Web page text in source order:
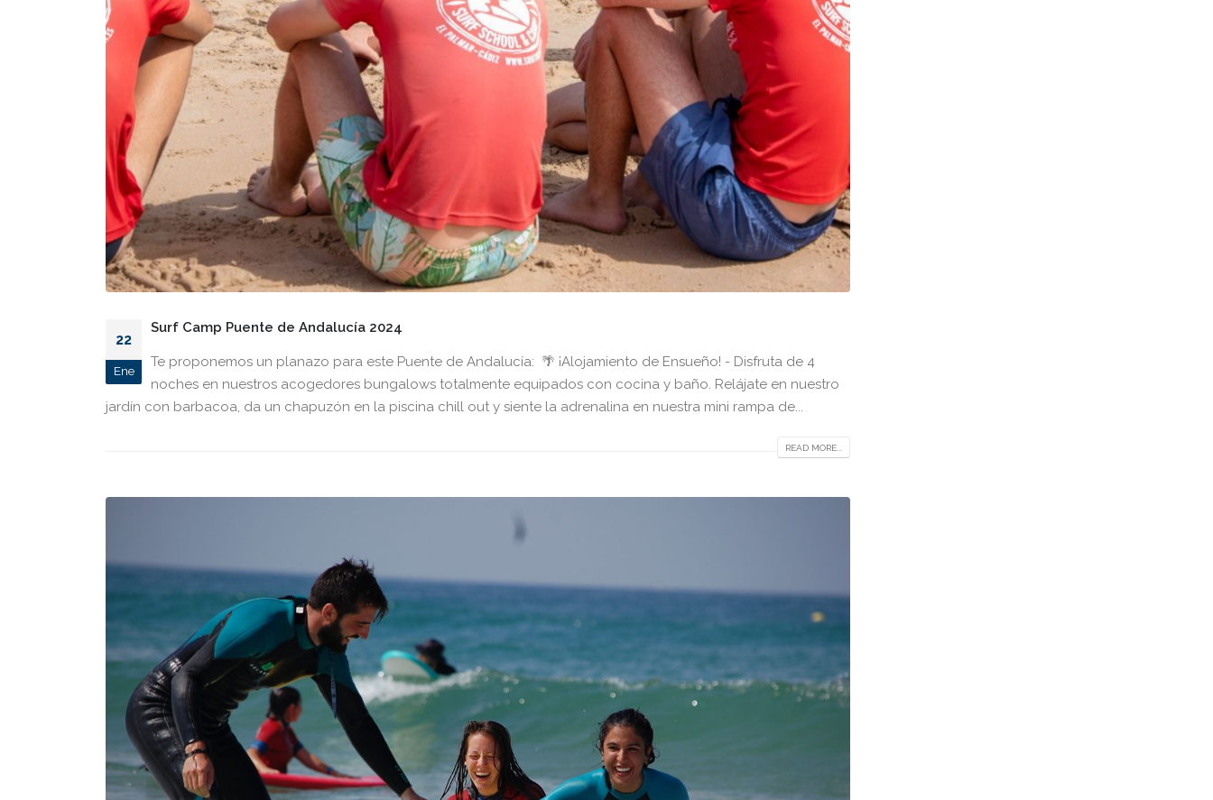
22
Ene
Surf Camp Puente de Andalucía 2024
Te proponemos un planazo para este Puente de Andalucía: 🌴 ¡Alojamiento de Ensueño! - Disfruta de 4
noches en nuestros acogedores bungalows totalmente equipados con cocina y baño. Relájate en nuestro
jardín con barbacoa, da un chapuzón en la piscina chill out y siente la adrenalina en nuestra mini rampa de...
READ MORE...